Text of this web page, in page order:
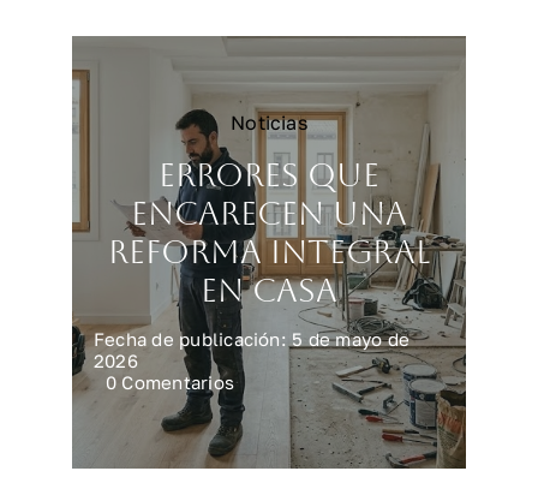
mejor
Noticias
Errores que
encarecen una
reforma integral
en casa
Fecha de publicación: 5 de mayo de
2026
0 Comentarioson
Errores
que
encarecen
una